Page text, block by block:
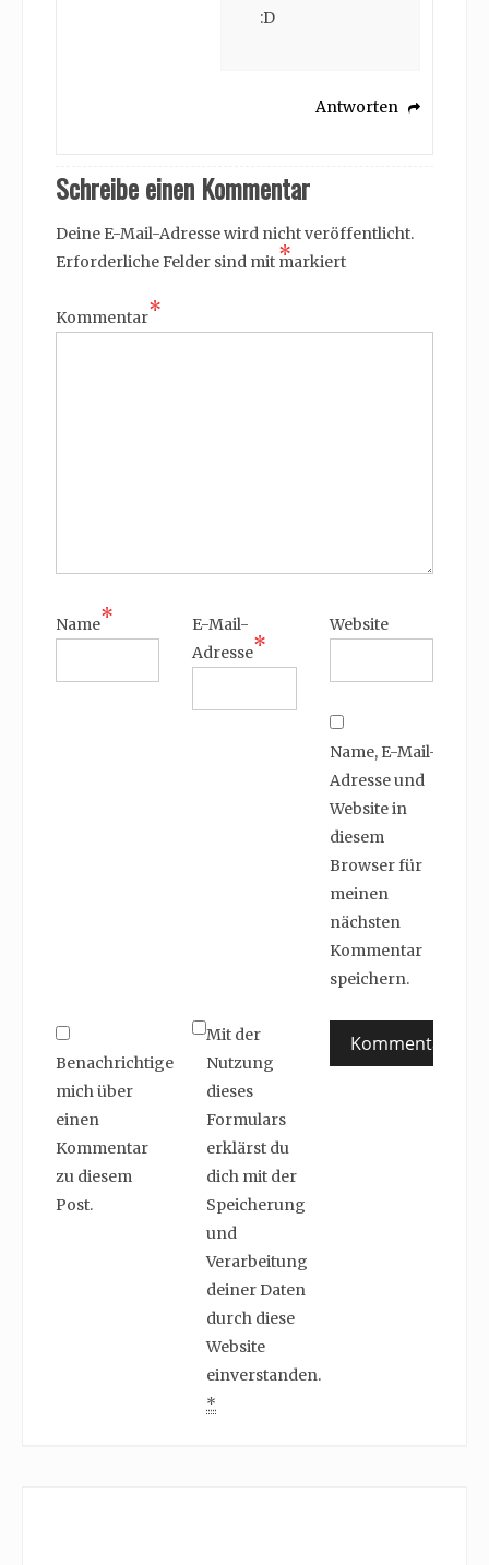
:D
Antworten
Schreibe einen Kommentar
Deine E-Mail-Adresse wird nicht veröffentlicht.
Erforderliche Felder sind mit *
markiert
Kommentar*
Name*
E-Mail-
Adresse*
Website
Name, E-Mail-
Adresse und
Website in
diesem
Browser für
meinen
nächsten
Kommentar
speichern.
Benachrichtige
mich über
einen
Kommentar
zu diesem
Post.
Mit der
Nutzung
dieses
Formulars
erklärst du
dich mit der
Speicherung
und
Verarbeitung
deiner Daten
durch diese
Website
einverstanden.
*